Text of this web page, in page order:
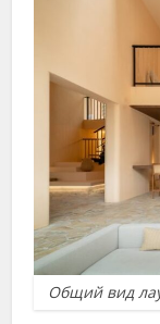
Общий вид